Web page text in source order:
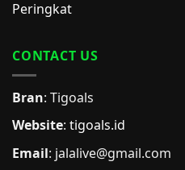
Peringkat
CONTACT US
Bran: Tigoals
Website: tigoals.id
Email: jalalive@gmail.com